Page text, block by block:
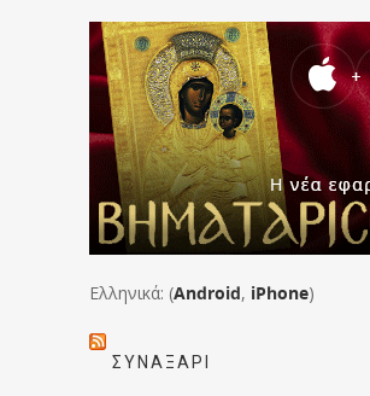
Ελληνικά: (Android, iPhone)
ΣΥΝΑΞΆΡΙ